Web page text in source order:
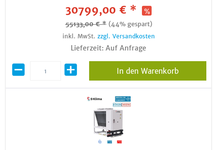
30799,00 € *
55133,00 € * (44% gespart)
inkl. MwSt. zzgl. Versandkosten
Lieferzeit: Auf Anfrage
In den Warenkorb